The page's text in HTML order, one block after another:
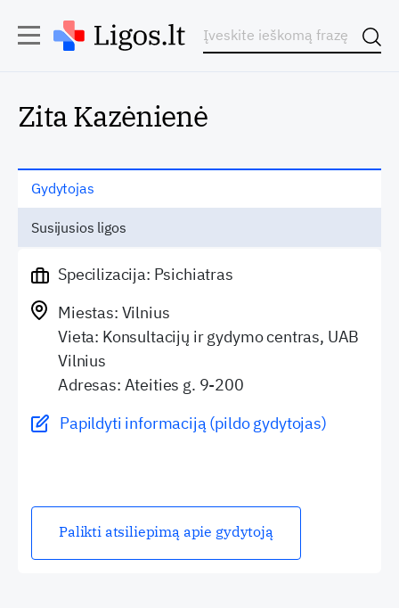
Zita Kazėnienė
Gydytojas
Susijusios ligos
Specilizacija: Psichiatras
Miestas: Vilnius
Vieta: Konsultacijų ir gydymo centras, UAB
Vilnius
Adresas: Ateities g. 9-200
Papildyti informaciją (pildo gydytojas)
Palikti atsiliepimą apie gydytoją